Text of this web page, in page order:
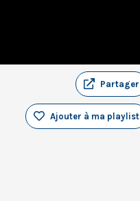
Partager
Ajouter à ma playlist